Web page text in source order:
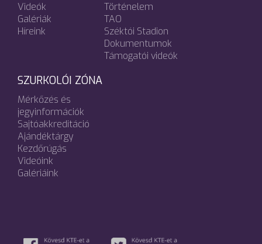
Videók
Galériák
Híreink
Történelem
TAO
Széktói Stadion
Dokumentumok
Támogatói videók
SZURKOLÓI ZÓNA
Mérkőzés és
jegyinformációk
Sajtóakkreditáció
Ajándéktárgy
Kezdőrúgás
Videóink
Galériáink